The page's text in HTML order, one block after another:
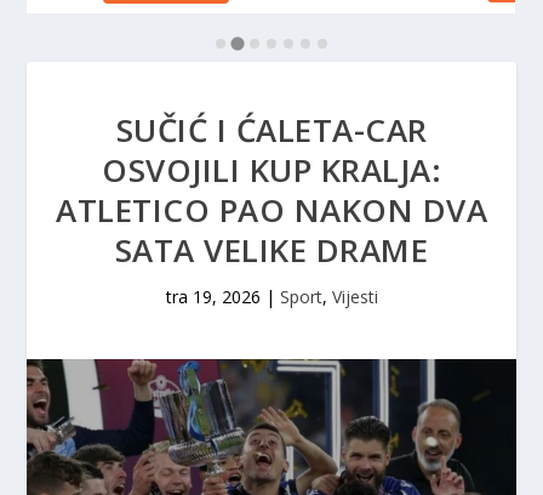
SUČIĆ I ĆALETA-CAR
OSVOJILI KUP KRALJA:
ATLETICO PAO NAKON DVA
SATA VELIKE DRAME
tra 19, 2026 | Sport, Vijesti